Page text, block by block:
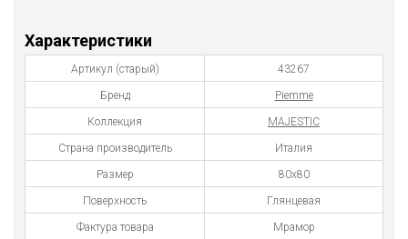
Характеристики
Артикул (старый) 43267
Бренд Piemme
Коллекция MAJESTIC
Страна производитель Италия
Размер 80x80
Поверхность Глянцевая
Фактура товара Мрамор